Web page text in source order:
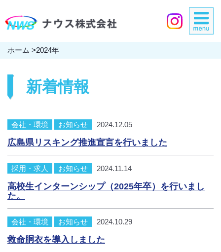
ホーム >2024年
新着情報
会社・環境 お知らせ 2024.12.05
広島県リスキング推進宣言を行いました
採用・求人 お知らせ 2024.11.14
高校生インターンシップ（2025年卒）を行いまし
た。
会社・環境 お知らせ 2024.10.29
救命胴衣を導入しました